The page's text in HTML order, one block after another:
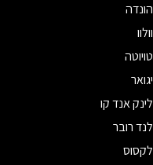
הונדה
וולוו
טויוטה
יגואר
לינק אנד קו
לנד רובר
לקסוס